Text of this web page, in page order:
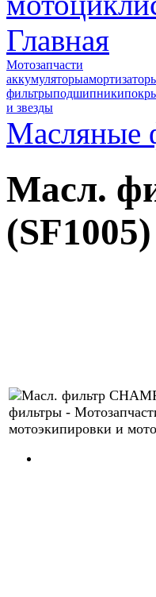
Главная
Мотозапчасти
аккумуляторы
фильтрыподшипники
и звезды
Масляные
Масл.
(SF1005)